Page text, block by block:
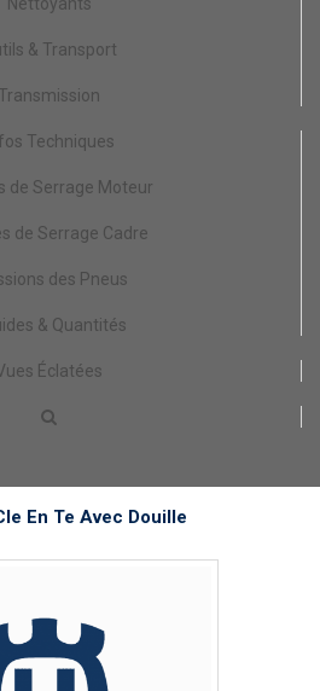
& Transport
Transmission
Techniques
de Serrage Moteur
de Serrage Cadre
des Pneus
& Quantités
Éclatées
En Te Avec Douille